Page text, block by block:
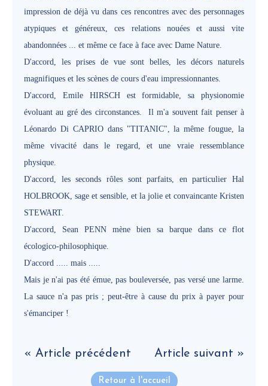
impression de déjà vu dans ces rencontres avec des personnages
atypiques et généreux, ces relations nouées et aussi vite
abandonnées ... et même ce face à face avec Dame Nature.
D'accord, les prises de vue sont belles, les décors naturels
magnifiques et les scènes de cours d'eau impressionnantes.
D'accord, Emile HIRSCH est formidable, sa physionomie
évoluant au gré des circonstances. Il m'a souvent fait penser à
Léonardo Di CAPRIO dans "TITANIC", la même fougue, la
même vivacité dans le regard, et une vraie ressemblance
physique.
D'accord, les seconds rôles sont parfaits, en particulier Hal
HOLBROOK, sage et sensible, et la jolie et convaincante Kristen
STEWART.
D'accord, Sean PENN mène bien sa barque dans ce flot
écologico-philosophique.
D'accord ..... mais .....
Mais je n'ai pas été émue, pas bouleversée, pas versé une larme.
La sauce n'a pas pris ; peut-être à cause du prix à payer pour
s'émanciper !
« Article précédent Article suivant »
Retour à l'accueil